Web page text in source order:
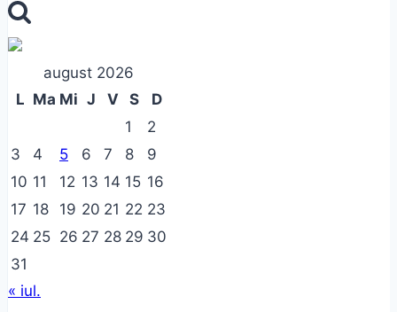
după:
august 2026
L Ma Mi J V S
D
1
2
3
4 5 6 7 8
9
10 11 12 13 14 15 16
17 18 19 20 21 22 23
24 25 26 27 28 29 30
31
« iul.